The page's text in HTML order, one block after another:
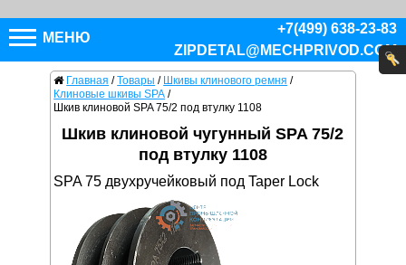
МЕНЮ
+7(499) 638-23-83
ZIPDETAL@MECHPRIVOD.COM
Главная / Товары / Шкивы клинового ремня /
Клиновые шкивы SPA /
Шкив клиновой SPA 75/2 под втулку 1108
Шкив клиновой чугунный SPA 75/2
под втулку 1108
SPA 75 двухручейковый под Taper Lock